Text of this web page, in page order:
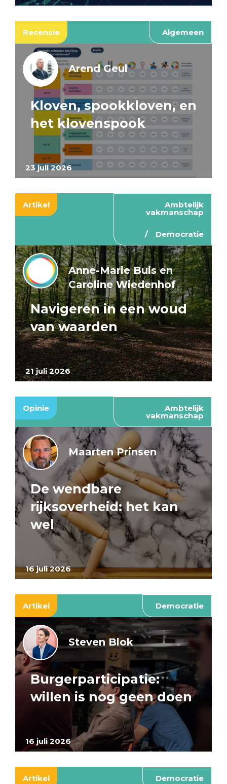
Recensie Algemeen
23 juli 2026
Arend Geul
Kloven, spookkloven, en
het klovenspook
Artikel Ambtelijk
vakmanschap
Democratie
21 juli 2026
Anne-Marie Buis en
Caroline Wiedenhof
Navigeren in een woud
van waarden
Opinie Ambtelijk
vakmanschap
16 juli 2026
Maarten Prinsen
De wendbare
rijksoverheid: het kan
wel
Artikel Democratie
16 juli 2026
Steven Blok
Burgerparticipatie:
willen is nog geen doen
Artikel Democratie